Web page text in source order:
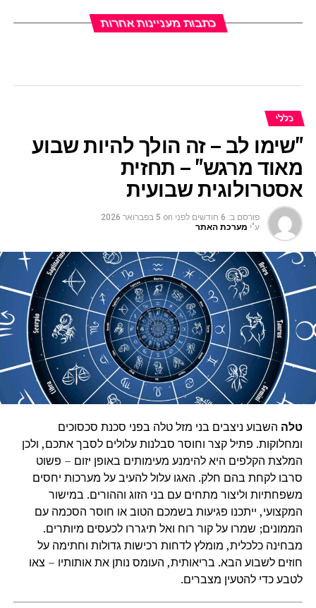
כתבות מעניינות אחרות
כללי
"שימו לב – זה הולך להיות שבוע
מאוד מרגש" – תחזית
אסטרולוגית שבועית
פורסם ב: 6 חודשים לפני on 5 בפברואר 2026
ע"י מערכת האתר
טלה השבוע ניצבים בני מזל טלה בפני סכנת סכסוכים
ומחלוקות. פתיל קצר וחוסר סבלנות עלולים לסבך אתכם, ולכן
המלצת הקלפים היא להימנע מעימותים באופן יזום – פשוט
סרבו לקחת בהם חלק. האגו עלול להעיב על מערכות יחסים
משפחתיות וליצור מתחים עם בני הזוג וההורים. במישור
המקצועי, ייתכנו פגיעות בשמכם הטוב או חוסר הסכמה עם
הממונים; שמרו על קור רוח ואל תיגררו לכעסים מיותרים.
מבחינה כלכלית, מומלץ לדחות רכישות גדולות וחתימה על
חוזים לשבוע הבא. בריאותית, העומס נותן את אותותיו – צאו
לטבע כדי להטעין מצברים.